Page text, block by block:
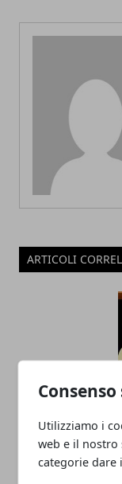
Utilizziamo i
web e il nostro
categorie dare
ARTICOLI
Impianto
scopriamo